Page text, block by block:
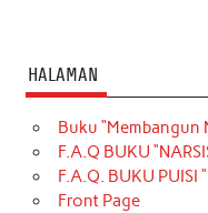
HALAMAN
Buku “Membangun
F.A.Q BUKU
F.A.Q. BUKU PUISI
Front Page